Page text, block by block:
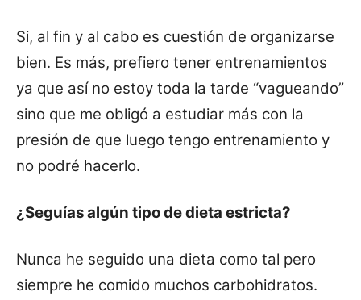
Si, al fin y al cabo es cuestión de organizarse
bien. Es más, prefiero tener entrenamientos
ya que así no estoy toda la tarde “vagueando”
sino que me obligó a estudiar más con la
presión de que luego tengo entrenamiento y
no podré hacerlo.
¿Seguías algún tipo de dieta estricta?
Nunca he seguido una dieta como tal pero
siempre he comido muchos carbohidratos.